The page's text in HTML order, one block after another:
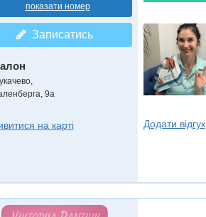
показати номер
Записатись
9а
на карті Додати відгук